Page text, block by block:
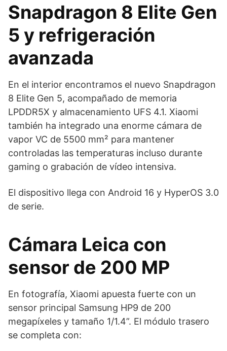
Snapdragon 8 Elite Gen
5 y refrigeración
avanzada
En el interior encontramos el nuevo Snapdragon
8 Elite Gen 5, acompañado de memoria
LPDDR5X y almacenamiento UFS 4.1. Xiaomi
también ha integrado una enorme cámara de
vapor VC de 5500 mm² para mantener
controladas las temperaturas incluso durante
gaming o grabación de vídeo intensiva.
El dispositivo llega con Android 16 y HyperOS 3.0
de serie.
Cámara Leica con
sensor de 200 MP
En fotografía, Xiaomi apuesta fuerte con un
sensor principal Samsung HP9 de 200
megapíxeles y tamaño 1/1.4”. El módulo trasero
se completa con: